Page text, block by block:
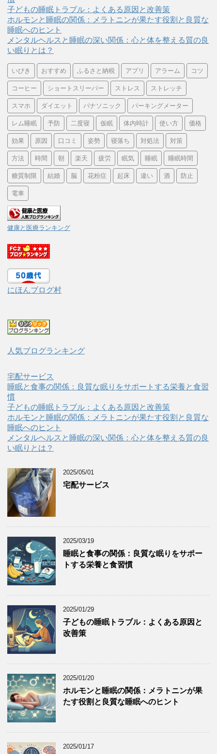
子どもの睡眠トラブル：よくある原因と改善策
ホルモンと睡眠の関係：メラトニンが果たす役割と良質な
睡眠へのヒント
メンタルヘルスと睡眠の深い関係：心と体を整える質の良
い眠りとは？
いびき おすすめ ふるさと納税 アプリ アラーム コツ
コーヒー ショートスリーパー ストレス ストレッチ
スマホ ダイエット パナソニック パーキングメーター
レム睡眠 予防 二度寝 仮眠 体内時計 使い方 価格
効果 原因 口コミ 姿勢 寝落ち 対処法 対策
方法 時間 朝 楽天 疲労 眠気 睡眠 睡眠時間
糖質制限 結婚 脳 花粉症 起床 違い 酒 防止
電車
健康と医療ランキング
にほんブログ村
人気ブログランキング
宅配サービス
睡眠と食事の関係：良質な眠りをサポートする栄養と食習
慣
子どもの睡眠トラブル：よくある原因と改善策
ホルモンと睡眠の関係：メラトニンが果たす役割と良質な
睡眠へのヒント
メンタルヘルスと睡眠の深い関係：心と体を整える質の良
い眠りとは？
2025/05/01
宅配サービス
2025/03/19
睡眠と食事の関係：良質な眠りをサポー
トする栄養と食習慣
2025/01/29
子どもの睡眠トラブル：よくある原因と
改善策
2025/01/20
ホルモンと睡眠の関係：メラトニンが果
たす役割と良質な睡眠へのヒント
2025/01/17